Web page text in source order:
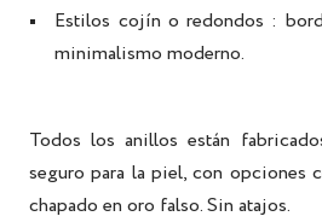
Estilos cojín o redondos :
minimalismo moderno.
Todos los anillos están
seguro para la piel, con opciones
chapado en oro falso. Sin atajos.